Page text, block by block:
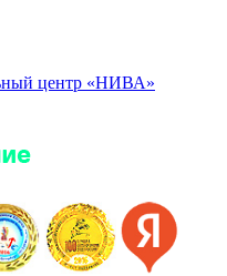
центр «НИВА»